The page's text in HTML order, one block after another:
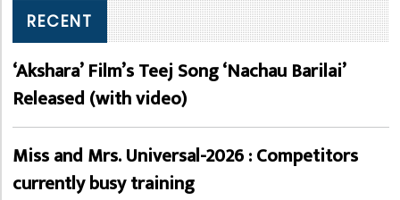
RECENT
‘Akshara’ Film’s Teej Song ‘Nachau Barilai’
Released (with video)
Miss and Mrs. Universal-2026 : Competitors
currently busy training